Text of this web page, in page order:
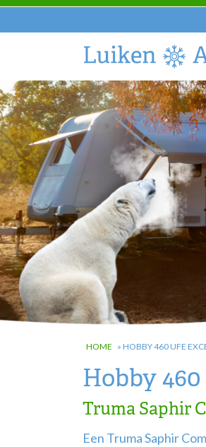
HOME » HOBBY 460 UFE
Hobby
Truma Saphir
Een Truma Saphir